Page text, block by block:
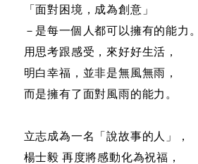
「面對困境，成為創意」
－是每一個人都可以擁有的能力。
用思考跟感受，來好好生活，
明白幸福，並非是無風無雨，
而是擁有了面對風雨的能力。
立志成為一名「說故事的人」，
楊士毅 再度將感動化為祝福，